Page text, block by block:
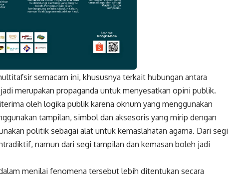
Twitter Gmail
semacam ini, khususnya terkait hubungan antara
merupakan propaganda untuk menyesatkan opini publik.
oleh logika publik karena oknum yang menggunakan
tampilan, simbol dan aksesoris yang mirip dengan
politik sebagai alat untuk kemaslahatan agama. Dari segi
namun dari segi tampilan dan kemasan boleh jadi
menilai fenomena tersebut lebih ditentukan secara